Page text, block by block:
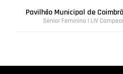
Pavilhão Municipal de
Sénior Feminino | LIV